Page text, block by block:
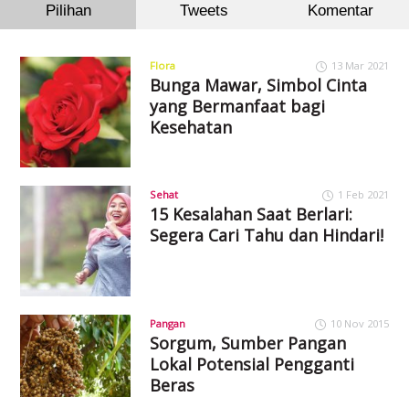
Pilihan Tweets Komentar
Flora 13 Mar 2021
Bunga Mawar, Simbol Cinta
yang Bermanfaat bagi
Kesehatan
Sehat 1 Feb 2021
15 Kesalahan Saat Berlari:
Segera Cari Tahu dan Hindari!
Pangan 10 Nov 2015
Sorgum, Sumber Pangan
Lokal Potensial Pengganti
Beras